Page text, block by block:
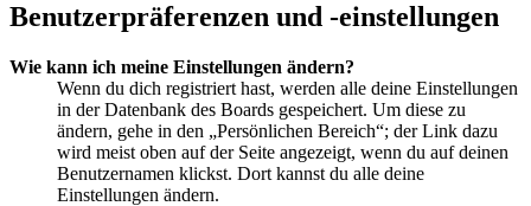
Benutzerpräferenzen und -einstellungen
Wie kann ich meine Einstellungen ändern?
Wenn du dich registriert hast, werden alle deine Einstellungen
in der Datenbank des Boards gespeichert. Um diese zu
ändern, gehe in den „Persönlichen Bereich“; der Link dazu
wird meist oben auf der Seite angezeigt, wenn du auf deinen
Benutzernamen klickst. Dort kannst du alle deine
Einstellungen ändern.